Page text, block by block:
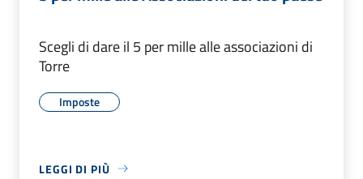
Scegli di dare il 5 per mille alle associazioni di
Torre
Imposte
LEGGI DI PIÙ